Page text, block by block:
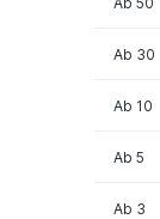
Ab 3
Ab 5
Ab 10
Ab 30